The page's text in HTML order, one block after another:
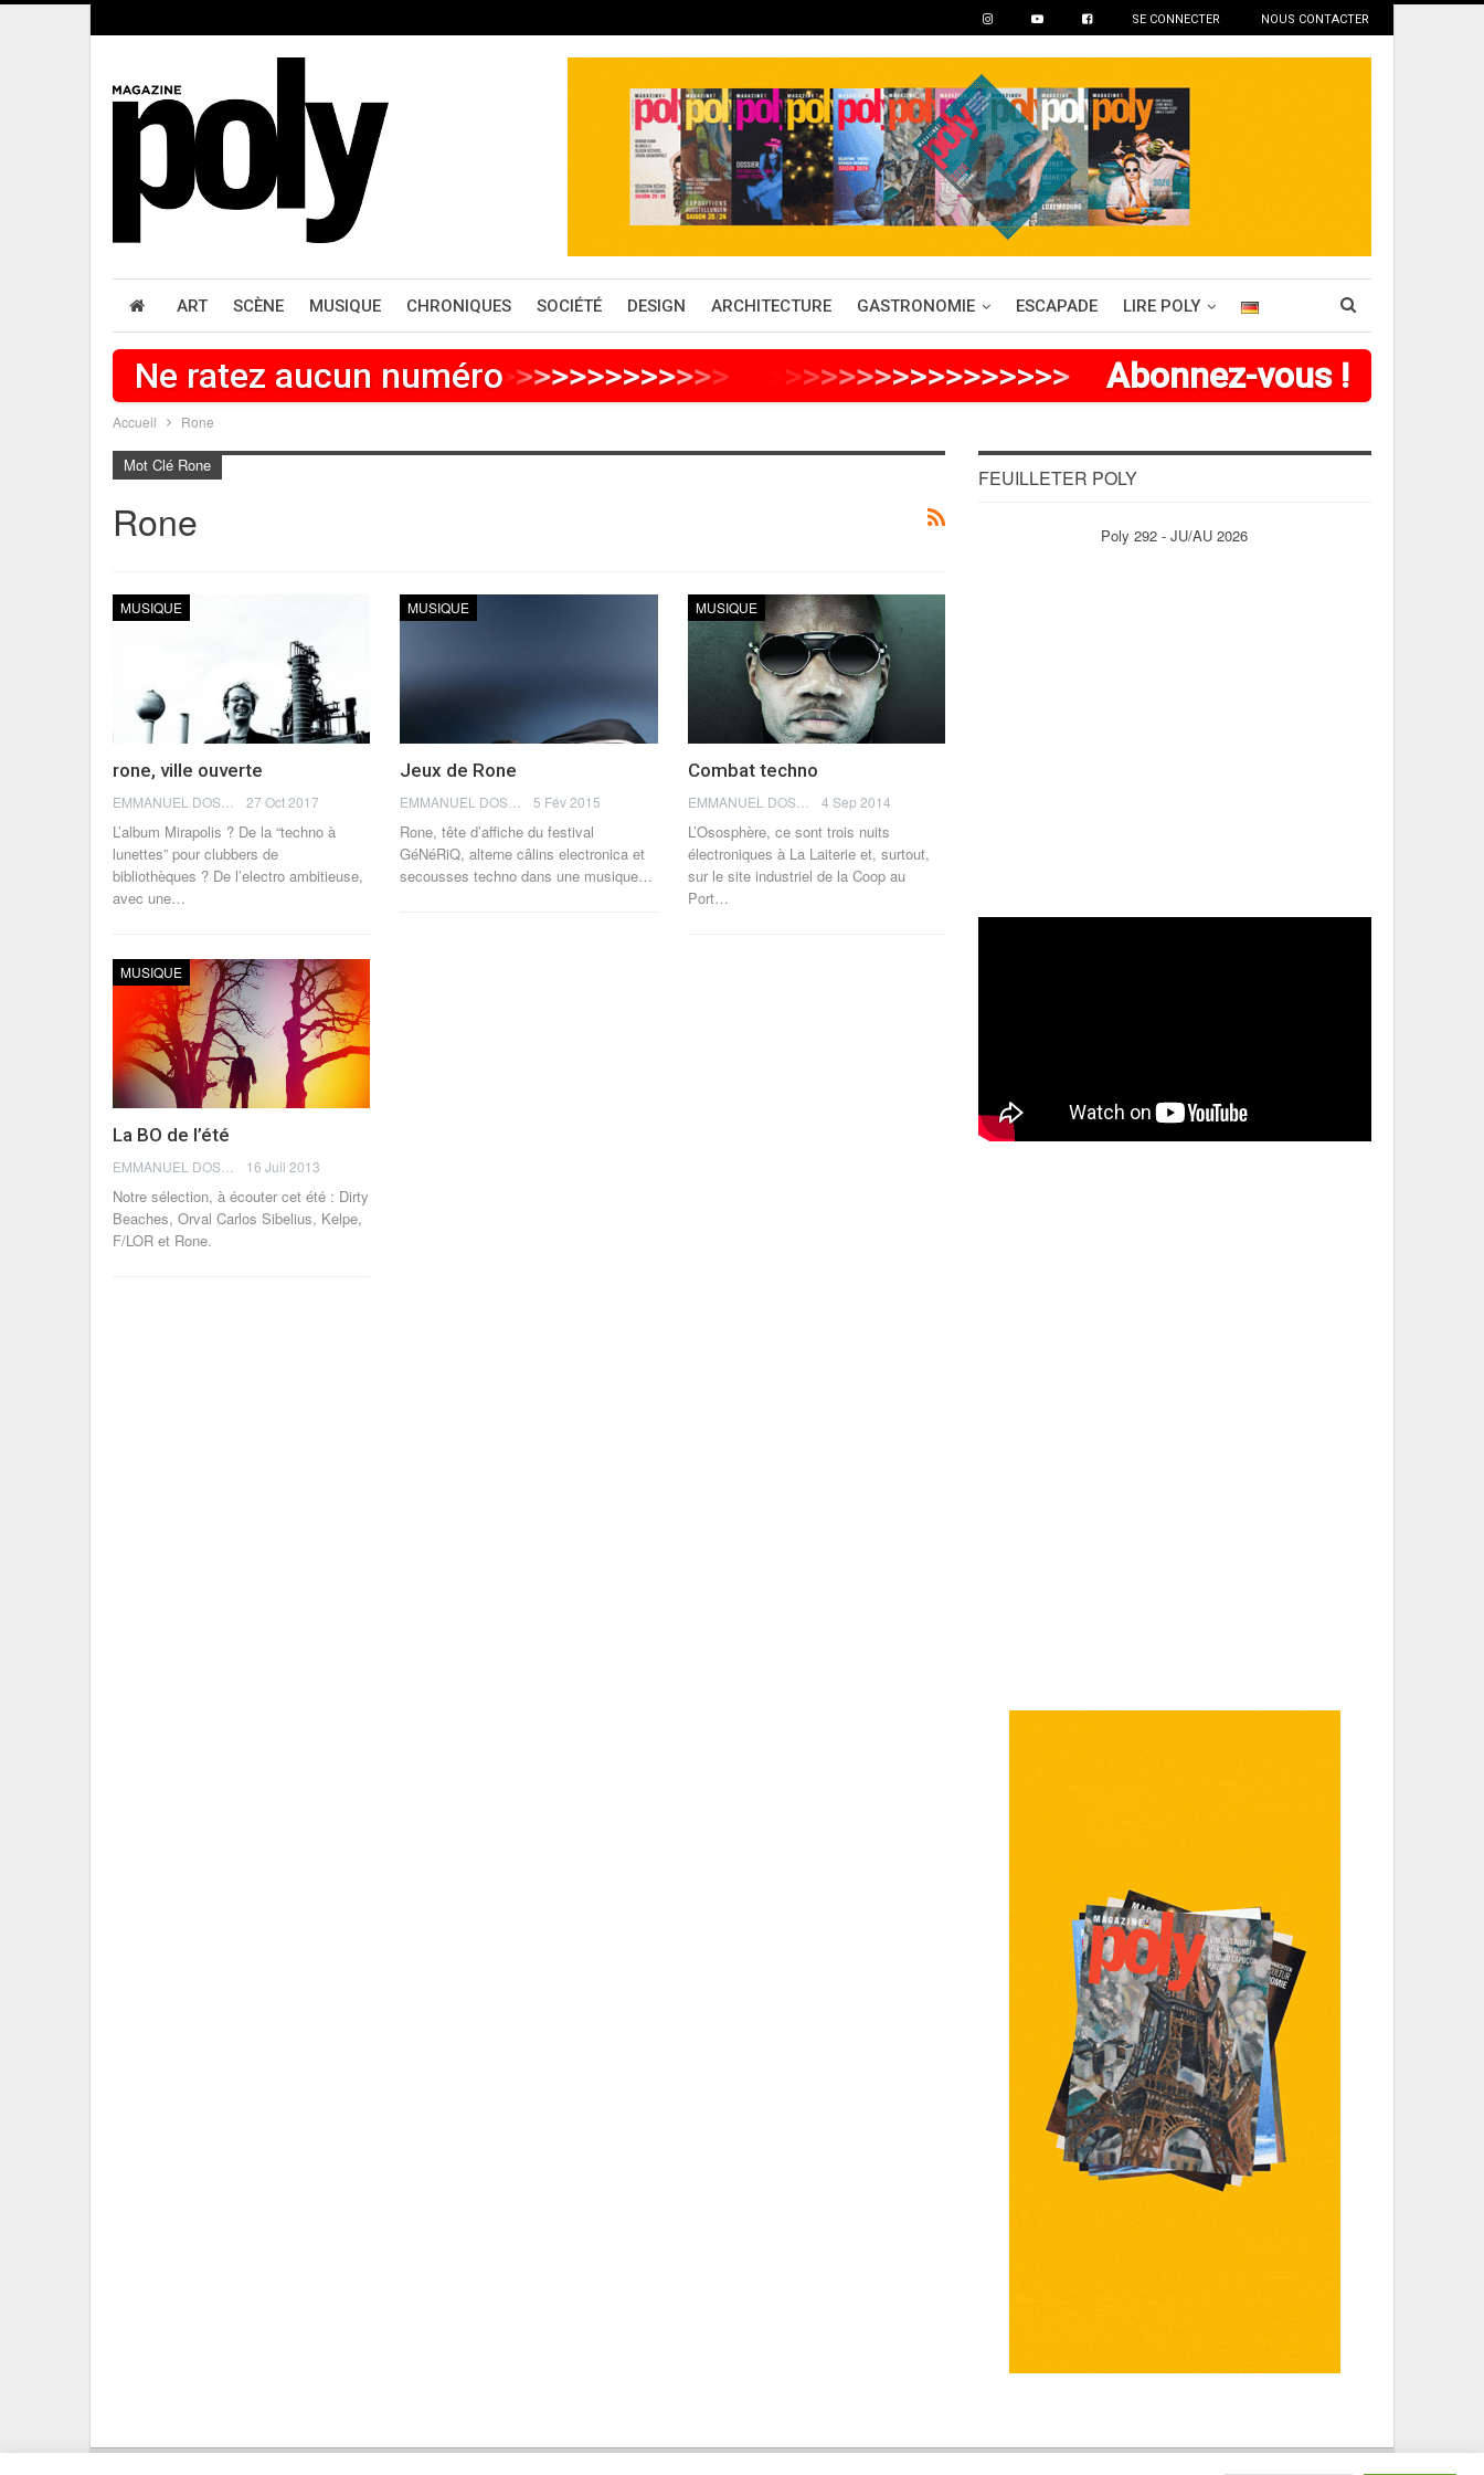
SE CONNECTER NOUS CONTACTER
ART SCÈNE MUSIQUE CHRONIQUES SOCIÉTÉ DESIGN ARCHITECTURE GASTRONOMIE ESCAPADE LIRE POLY
Ne ratez aucun numéro>>>>>>>>>>>>> >>> >>>>>>>>>>>> Abonnez-vous !
Accueil Rone
Mot Clé Rone
Rone
MUSIQUE
rone, ville ouverte
27 Oct 2017
L’album Mirapolis ? De la “techno à
lunettes” pour clubbers de
bibliothèques ? De l’electro ambitieuse,
avec une…
MUSIQUE
Jeux de Rone
5 Fév 2015
Rone, tête d’affiche du festival
GéNéRiQ, alterne câlins electronica et
secousses techno dans une musique…
MUSIQUE
Combat techno
EMMANUEL DOSDA 4 Sep 2014
L’Ososphère, ce sont trois nuits
électroniques à La Laiterie et, surtout,
sur le site industriel de la Coop au
Port…
MUSIQUE
La BO de l’été
16 Juil 2013
Notre sélection, à écouter cet été : Dirty
Beaches, Orval Carlos Sibelius, Kelpe,
F/LOR et Rone.
FEUILLETER POLY
Poly 292 - JU/AU 2026